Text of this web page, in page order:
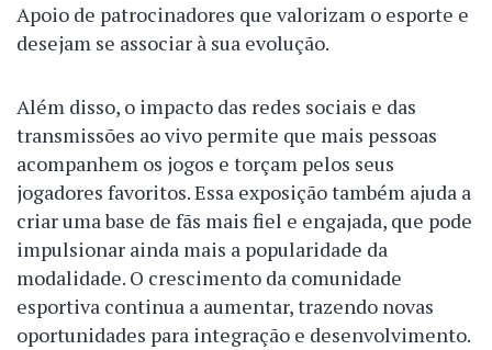
Apoio de patrocinadores que valorizam o esporte e
desejam se associar à sua evolução.
Além disso, o impacto das redes sociais e das
transmissões ao vivo permite que mais pessoas
acompanhem os jogos e torçam pelos seus
jogadores favoritos. Essa exposição também ajuda a
criar uma base de fãs mais fiel e engajada, que pode
impulsionar ainda mais a popularidade da
modalidade. O crescimento da comunidade
esportiva continua a aumentar, trazendo novas
oportunidades para integração e desenvolvimento.